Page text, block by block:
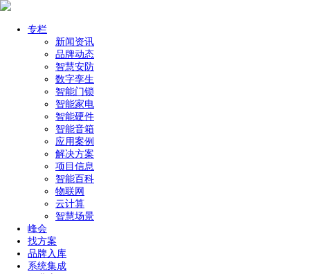
专栏
新闻资讯
品牌动态
智慧安防
数字孪生
智能门锁
智能家电
智能硬件
智能音箱
应用案例
解决方案
项目信息
智能百科
物联网
云计算
智慧场景
峰会
找方案
品牌入库
系统集成